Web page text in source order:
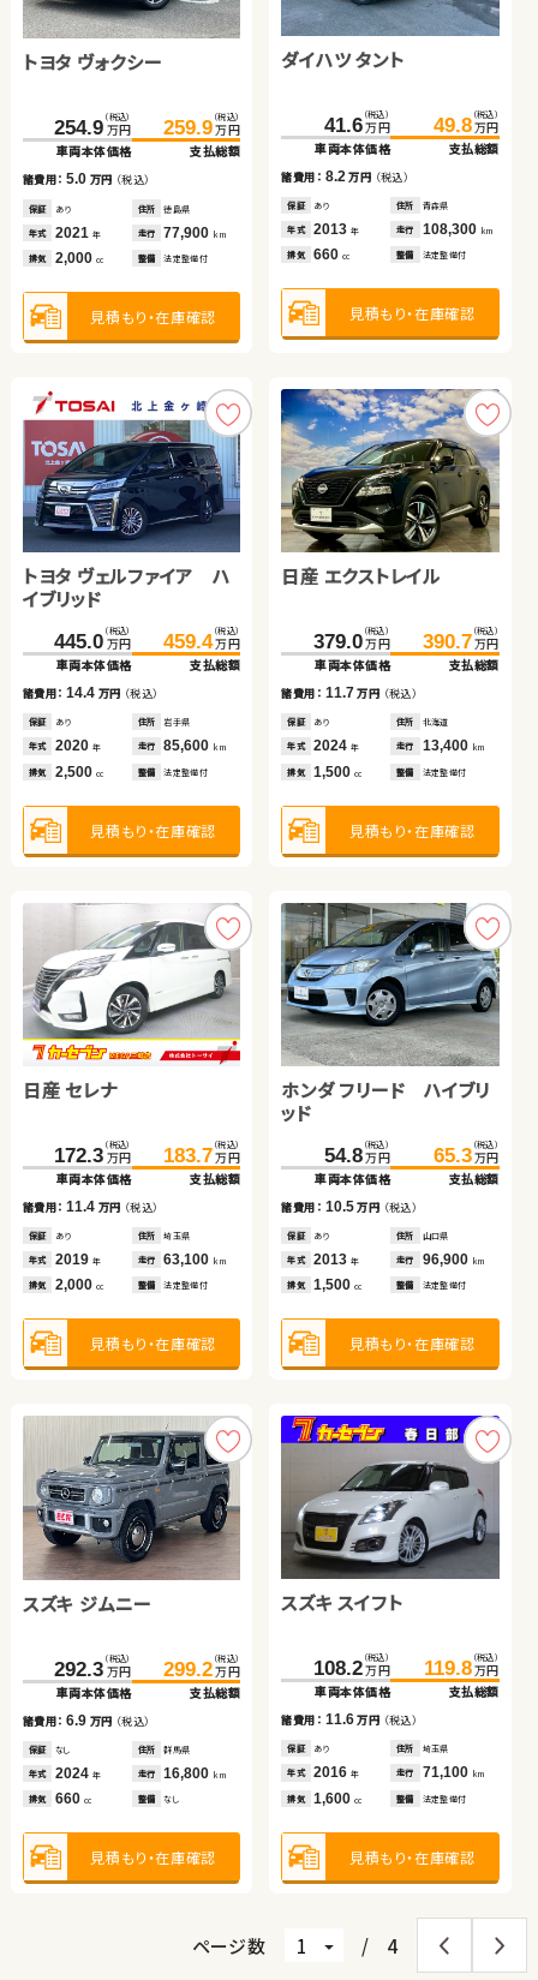
トヨタ ヴォクシー
254.9 （税込）
万円
車両本体価格
259.9 （税込）
万円
支払総額
諸費用：5.0 万円 （税込）
保証 あり 住所 徳島県
年式 2021 年 走行 77,900 km
排気 2,000 cc 整備 法定整備付
見積もり・在庫確認
ダイハツ タント
41.6 （税込）
万円
車両本体価格
49.8 （税込）
万円
支払総額
諸費用： 8.2 万円 （税込）
保証 あり 住所 青森県
年式 2013年 走行 108,300 km
排気 660cc 整備 法定整備付
見積もり・在庫確認
トヨタ ヴェルファイア ハ
イブリッド
445.0 （税込）
万円
車両本体価格
459.4（税込）
万円
支払総額
諸費用：14.4 万円 （税込）
保証 あり 住所 岩手県
年式 2020 年 走行 85,600 km
排気 2,500 cc 整備 法定整備付
見積もり・在庫確認
日産 エクストレイル
379.0 （税込）
万円
車両本体価格
390.7 （税込）
万円
支払総額
諸費用： 11.7万円 （税込）
保証 あり 住所 北海道
年式 2024年 走行 13,400 km
排気 1,500cc 整備 法定整備付
見積もり・在庫確認
日産 セレナ
172.3 （税込）
万円
車両本体価格
183.7 （税込）
万円
支払総額
諸費用：11.4 万円 （税込）
保証 あり 住所 埼玉県
年式 2019 年 走行 63,100 km
排気 2,000 cc 整備 法定整備付
見積もり・在庫確認
ホンダ フリード ハイブリ
ッド
54.8 （税込）
万円
車両本体価格
65.3 （税込）
万円
支払総額
諸費用： 10.5万円 （税込）
保証 あり 住所 山口県
年式 2013年 走行 96,900 km
排気 1,500cc 整備 法定整備付
見積もり・在庫確認
スズキ ジムニー
292.3 （税込）
万円
車両本体価格
299.2 （税込）
万円
支払総額
諸費用：6.9 万円 （税込）
保証 なし 住所 群馬県
年式 2024 年 走行 16,800 km
排気 660 cc 整備 なし
見積もり・在庫確認
スズキ スイフト
108.2 （税込）
万円
車両本体価格
119.8 （税込）
万円
支払総額
諸費用： 11.6万円 （税込）
保証 あり 住所 埼玉県
年式 2016年 走行 71,100 km
排気 1,600cc 整備 法定整備付
見積もり・在庫確認
58.7（税込）
万円
諸費用：11.0万円（税込）
なし 大分県
年式 2012年 走行
見積もり・在庫確認
121.6（税込）
万円
15.6万円（税込）
なし
年式 2013年 走行
排気 2,000 整備 なし
見積もり・在庫確認
スズキ アルト ＨＢ
20.5（税込）
万円
車両本体価格
29.7 （税込）
万円
諸費用： 9.2 万円（税込）
あり 埼玉県
年式 2013年 走行
見積もり・在庫確認
トヨタ アルファード
102.3（税込）
万円
119.9
諸費用：17.6万円（税込）
なし
年式 2009年 走行
見積もり・在庫確認
ホンダ フィット ハイブリ
ッド
116.1（税込）
万円
諸費用：9.2 万円（税込）
なし 埼玉県
年式 2017年 走行
見積もり・在庫確認
ホンダ Ｎ ＢＯＸ
141.6 （税込）
万円
149.7（税込）
万円
8.1 万円（税込）
なし
年式 2019年 走行
見積もり・在庫確認
トヨタ ルーミー
103.0 （税込）
万円
車両本体価格
110.0 （税込）
万円
支払総額
諸費用：7.0 万円 （税込）
保証 なし 住所 長野県
年式 2018 年 走行 63,000 km
排気 1,000 整備 法定整備付
見積もり・在庫確認
スズキ アルト ＨＢ
81.6（税込）
万円
諸費用：8.2 万円（税込）
あり
年式 2015年 走行
見積もり・在庫確認
スズキ スイフト
106.1 （税込）
万円
車両本体価格
115.4 （税込）
万円
支払総額
諸費用：9.3 万円 （税込）
保証 なし 住所 福島県
年式 2017 年 走行 35,200 km
排気 1,200 cc 整備 なし
見積もり・在庫確認
スバル フォレスター ハイ
244.1 （税込）
万円
車両本体価格
259.5 （税込）
万円
支払総額
諸費用： 15.4万円（税込）
保証 あり 住所 埼玉県
年式 2021年 走行 50,800km
排気 2,000 整備 法定整備付
見積もり・在庫確認
ダイハツ ムーヴ
101.6 （税込）
万円
車両本体価格
109.7（税込）
万円
支払総額
諸費用：8.1万円（税込）
保証 あり 住所 福島県
年式 2015 年 走行 28,400 km
排気 660cc 整備 なし
見積もり・在庫確認
ダイハツ タント
90.1 （税込）
万円
車両本体価格
97.1 （税込）
万円
支払総額
諸費用： 7.0 万円（税込）
保証 あり 住所 福島県
年式 2017年 走行 41,200 km
排気 660cc 整備 なし
見積もり・在庫確認
スズキ ワゴンＲ スマイル
119.0 （税込）
万円
車両本体価格
125.3 （税込）
万円
支払総額
諸費用：6.3万円（税込）
保証 あり 住所 埼玉県
年式 2024 年 走行 2,000km
排気 660cc 整備 なし
見積もり・在庫確認
スバル フォレスター
196.5 （税込）
万円
車両本体価格
208.8 （税込）
万円
支払総額
諸費用： 12.3 万円 （税込）
保証 あり 住所 埼玉県
年式 2018年 走行 31,300 km
排気 2,500cc 整備 法定整備付
見積もり・在庫確認
トヨタ プリウス
184.7 （税込）
万円
車両本体価格
195.8 （税込）
万円
支払総額
諸費用：11.1万円（税込）
保証 あり 住所 埼玉県
年式 2020 年 走行 23,200 km
排気 1,800 整備 法定整備付
見積もり・在庫確認
ダイハツ ムーヴ
97.6 （税込）
万円
車両本体価格
105.7 （税込）
万円
支払総額
諸費用： 8.1 万円（税込）
保証 なし 住所 埼玉県
年式 2017年 走行 36,100 km
排気 660cc 整備 なし
見積もり・在庫確認
ページ数 / 4